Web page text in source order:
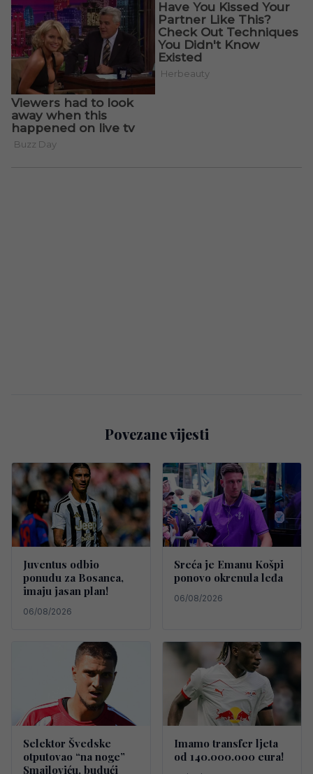
Povezane vijesti
Juventus odbio
ponudu za Bosanca,
imaju jasan plan!
06/08/2026
Sreća je Emanu Košpi
ponovo okrenula leđa
06/08/2026
Selektor Švedske
otputovao “na noge”
Smajloviću, budući
Imamo transfer ljeta
od 140.000.000 eura!